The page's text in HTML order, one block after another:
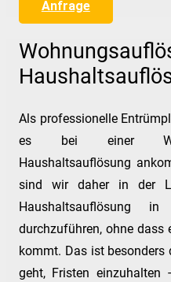
Anfrage
Als professionelle
es bei einer
Haushaltsauflösung
sind wir daher in der
Haushaltsauflösung
durchzuführen, ohne dass
kommt. Das ist
geht, Fristen